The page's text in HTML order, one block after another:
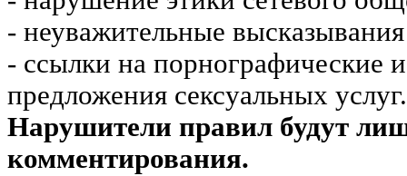
- неуважительные
- ссылки на порнографические
предложения сексуальных услуг.
Нарушители правил будут
комментирования.